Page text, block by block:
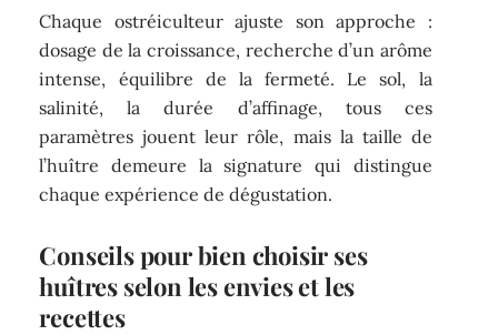
Chaque ostréiculteur ajuste son approche :
dosage de la croissance, recherche d’un arôme
intense, équilibre de la fermeté. Le sol, la
salinité, la durée d’affinage, tous ces
paramètres jouent leur rôle, mais la taille de
l’huître demeure la signature qui distingue
chaque expérience de dégustation.
Conseils pour bien choisir ses
huîtres selon les envies et les
recettes